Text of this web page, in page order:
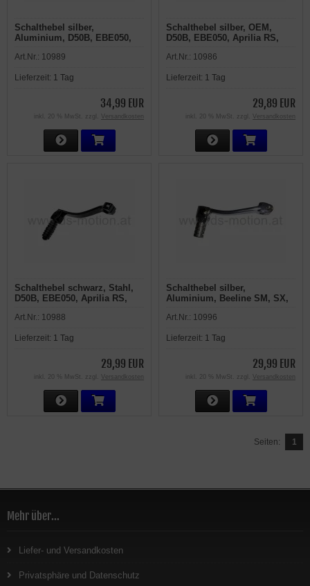
Schalthebel silber,
Aluminium, D50B, EBE050,
Derbi GPR, Senda R, SM,
Art.Nr.: 10989
Lieferzeit: 1 Tag
34,99 EUR
inkl. 20 % MwSt. zzgl. Versandkosten
Schalthebel silber, OEM,
D50B, EBE050, Aprilia RS,
Senda R, SM, Gilera GSM,
Art.Nr.: 10986
Lieferzeit: 1 Tag
29,89 EUR
inkl. 20 % MwSt. zzgl. Versandkosten
Schalthebel schwarz, Stahl,
D50B, EBE050, Aprilia RS,
Senda R, SM, Gilera GSM,
Art.Nr.: 10988
Lieferzeit: 1 Tag
29,99 EUR
inkl. 20 % MwSt. zzgl. Versandkosten
Schalthebel silber,
Aluminium, Beeline SM, SX,
Art.Nr.: 10996
Lieferzeit: 1 Tag
29,99 EUR
inkl. 20 % MwSt. zzgl. Versandkosten
Seiten: 1
Mehr über...
Liefer- und Versandkosten
Privatsphäre und Datenschutz